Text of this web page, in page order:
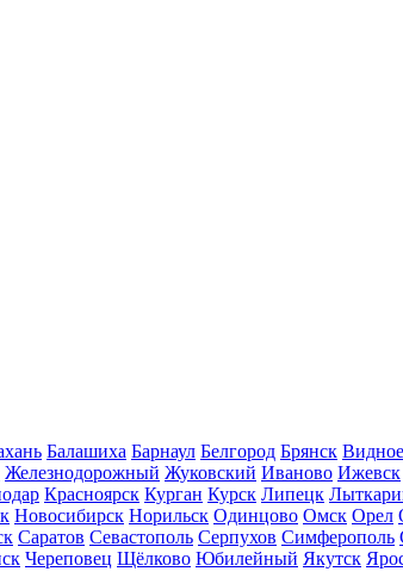
Балашиха Барнаул Белгород Брянск Видное
Железнодорожный Жуковский Иваново Ижевск
Красноярск Курган Курск Липецк
Новосибирск Норильск Одинцово Омск Орел
Саратов Севастополь Серпухов Симферополь
Череповец Щёлково Юбилейный Якутск